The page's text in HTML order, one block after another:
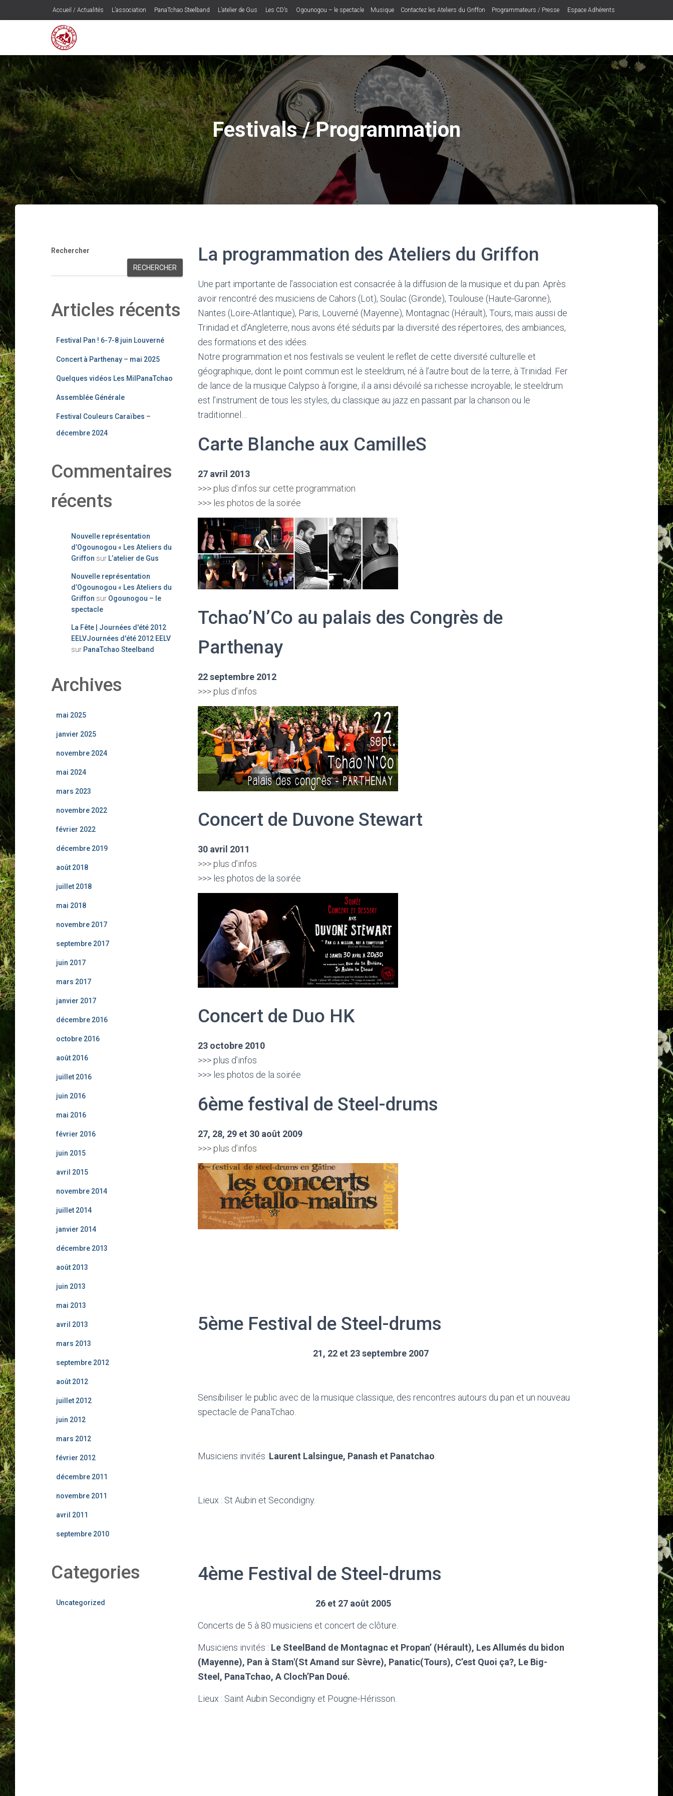
Accueil / Actualités L’association PanaTchao Steelband L’atelier de Gus Les CD’s Ogounogou – le spectacle Musique Contactez les Ateliers du Griffon Programmateurs / Presse Espace Adhérents
Festivals / Programmation
Rechercher
RECHERCHER
Articles récents
Festival Pan ! 6-7-8 juin Louverné
Concert à Parthenay – mai 2025
Quelques vidéos Les MilPanaTchao
Assemblée Générale
Festival Couleurs Caraïbes –
décembre 2024
Commentaires
récents
Nouvelle représentation
d’Ogounogou « Les Ateliers du
Griffon sur L’atelier de Gus
Nouvelle représentation
d’Ogounogou « Les Ateliers du
Griffon sur Ogounogou – le
spectacle
La Fête | Journées d'été 2012
EELVJournées d'été 2012 EELV
sur PanaTchao Steelband
Archives
mai 2025
janvier 2025
novembre 2024
mai 2024
mars 2023
novembre 2022
février 2022
décembre 2019
août 2018
juillet 2018
mai 2018
novembre 2017
septembre 2017
juin 2017
mars 2017
janvier 2017
décembre 2016
octobre 2016
août 2016
juillet 2016
juin 2016
mai 2016
février 2016
juin 2015
avril 2015
novembre 2014
juillet 2014
janvier 2014
décembre 2013
août 2013
juin 2013
mai 2013
avril 2013
mars 2013
septembre 2012
août 2012
juillet 2012
juin 2012
mars 2012
février 2012
décembre 2011
novembre 2011
avril 2011
septembre 2010
Categories
Uncategorized
La programmation des Ateliers du Griffon
Une part importante de l’association est consacrée à la diffusion de la musique et du pan. Après
avoir rencontré des musiciens de Cahors (Lot), Soulac (Gironde), Toulouse (Haute-Garonne),
Nantes (Loire-Atlantique), Paris, Louverné (Mayenne), Montagnac (Hérault), Tours, mais aussi de
Trinidad et d’Angleterre, nous avons été séduits par la diversité des répertoires, des ambiances,
des formations et des idées.
Notre programmation et nos festivals se veulent le reflet de cette diversité culturelle et
géographique, dont le point commun est le steeldrum, né à l’autre bout de la terre, à Trinidad. Fer
de lance de la musique Calypso à l’origine, il a ainsi dévoilé sa richesse incroyable; le steeldrum
est l’instrument de tous les styles, du classique au jazz en passant par la chanson ou le
traditionnel…
Carte Blanche aux CamilleS
27 avril 2013
>>> plus d’infos sur cette programmation
>>> les photos de la soirée
Tchao’N’Co au palais des Congrès de
Parthenay
22 septembre 2012
>>> plus d’infos
Concert de Duvone Stewart
30 avril 2011
>>> plus d’infos
>>> les photos de la soirée
Concert de Duo HK
23 octobre 2010
>>> plus d’infos
>>> les photos de la soirée
6ème festival de Steel-drums
27, 28, 29 et 30 août 2009
>>> plus d’infos
5ème Festival de Steel-drums
21, 22 et 23 septembre 2007
Sensibiliser le public avec de la musique classique, des rencontres autours du pan et un nouveau
spectacle de PanaTchao.
Musiciens invités :Laurent Lalsingue, Panash et Panatchao
Lieux : St Aubin et Secondigny.
4ème Festival de Steel-drums
26 et 27 août 2005
Concerts de 5 à 80 musiciens et concert de clôture.
Musiciens invités : Le SteelBand de Montagnac et Propan’ (Hérault), Les Allumés du bidon
(Mayenne), Pan à Stam'(St Amand sur Sèvre), Panatic(Tours), C’est Quoi ça?, Le Big-
Steel, PanaTchao, A Cloch’Pan Doué.
Lieux : Saint Aubin Secondigny et Pougne-Hérisson.